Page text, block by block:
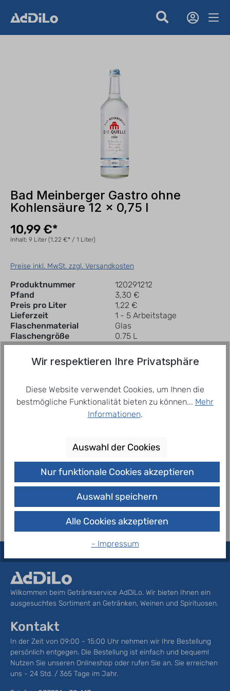
Bad Meinberger Gastro ohne
Kohlensäure 12 x 0,75 l
10,99 €*
Inhalt: 9 Liter (1,22 €* / 1 Liter)
Preise inkl. MwSt. zzgl. Versandkosten
Produktnummer
120291212
Pfand
3,30 €
Preis pro Liter
1,22 €
Lieferzeit
1 - 5 Arbeitstage
Flaschenmaterial
Glas
Flaschengröße
0.75 L
Zum Merkzettel hinzufügen
Bad Meinberger Exclusiv Naturelle ist der dezente
Begleiter zu jedem Gericht. Sein sanfter Charakter
rundet jedes Genusserle…Mehr
Wilkommen beim Getränkservice AdDiLo. Wir bieten Ihnen ein
ausgesuchtes Sortiment an Getränken, Weinen und Spirituosen.
Kontakt
In der Zeit von 09:00 - 15:00 Uhr nehmen wir Ihre Bestellung
persönlich entgegen. Die Bestellung ist einfach und bequem!
Nutzen Sie unseren Onlineshop oder rufen Sie an. Sie erreichen
uns - 24 Std. / 365 Tage im Jahr.
Wir respektieren Ihre Privatsphäre
Diese Website verwendet Cookies, um Ihnen die
bestmögliche Funktionalität bieten zu können... Mehr
Informationen.
Auswahl der Cookies
Nur funktionale Cookies akzeptieren
Auswahl speichern
Alle Cookies akzeptieren
- Impressum